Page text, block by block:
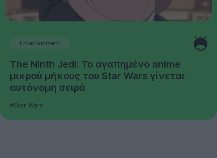
Entertainment
The Ninth Jedi: Το αγαπημένο anime
μικρού μήκους του Star Wars γίνεται
αυτόνομη σειρά
#Star Wars